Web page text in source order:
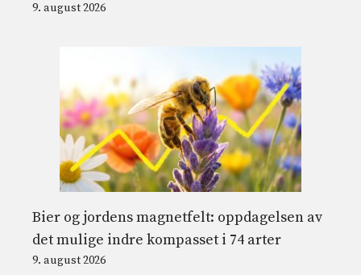
9. august 2026
Bier og jordens magnetfelt: oppdagelsen av
det mulige indre kompasset i 74 arter
9. august 2026